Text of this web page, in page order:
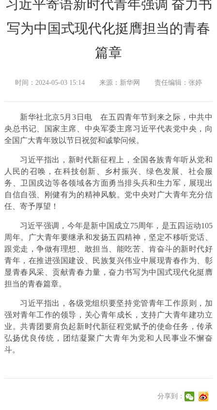
习近平寄语新时代青年强调 奋力书
写为中国式现代化挺膺担当的青春
篇章
时间：2024-05-03 15:14 来源：新华网 责任编辑：张婷
新华社北京5月3日电
在五四青年节到来之际，中共中
央总书记、国家主席、中央军委主席习近平代表党中央，向
全国广大青年致以节日祝贺和诚挚问候。
习近平指出，新时代新征程上，全国各族青年听从党和
人民的召唤，在科技创新、乡村振兴、绿色发展、社会服
务、卫国戍边等各领域各方面勇当排头兵和生力军，展现出
自信自强、刚健有为的精神风貌。党中央对广大青年充分信
任、寄予厚望！
习近平强调，今年是新中国成立75周年，是五四运动105
周年。广大青年要继承和发扬五四精神，坚定不移听党话、
跟党走，争做有理想、敢担当、能吃苦、肯奋斗的新时代好
青年，在推进强国建设、民族复兴伟业中展现青春作为、彰
显青春风采、贡献青春力量，奋力书写为中国式现代化挺膺
担当的青春篇章。
习近平指出，各级党组织要坚持党管青年工作原则，加
强对青年工作的领导，关心青年成长，支持广大青年建功立
业。共青团要肩负起新时代新征程党赋予的使命任务，传承
弘扬优良传统，团结凝聚广大青年为党和人民事业不懈奋
斗。
分享到：